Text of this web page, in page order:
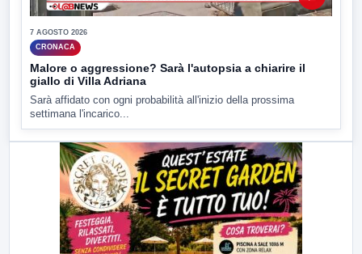
7 AGOSTO 2026
CRONACA
Malore o aggressione? Sarà l'autopsia a chiarire il
giallo di Villa Adriana
Sarà affidato con ogni probabilità all'inizio della prossima
settimana l'incarico...